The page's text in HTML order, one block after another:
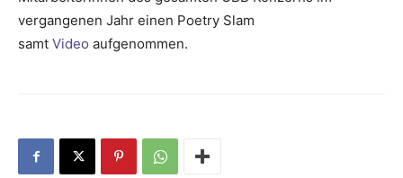
vergangenen Jahr einen Poetry Slam
samt Video aufgenommen.